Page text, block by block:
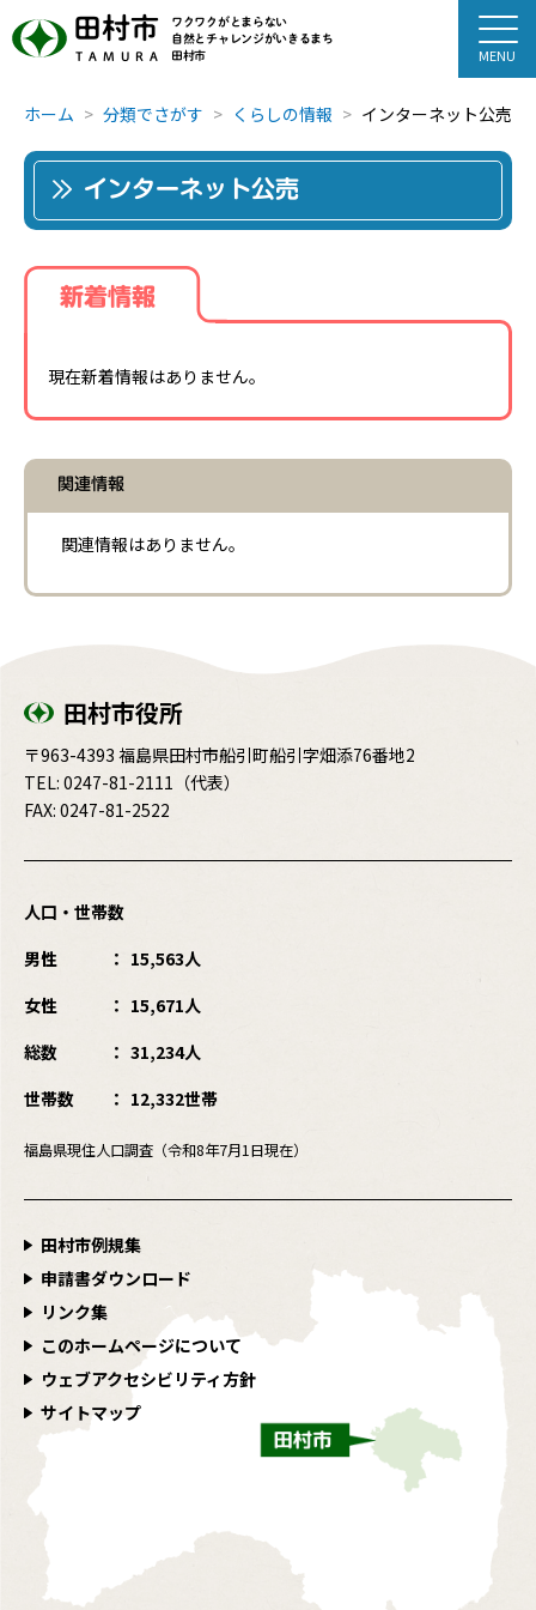
田村市
TAMURA
ワクワクがとまらない
自然とチャレンジがいきるまち
田村市
ホーム 分類でさがす くらしの情報 インターネット公売
インターネット公売
新着情報
現在新着情報はありません。
関連情報
関連情報はありません。
田村市役所
〒963-4393 福島県田村市船引町船引字畑添76番地2
TEL: 0247-81-2111 （代表）
FAX: 0247-81-2522
人口・世帯数
男性
15,563人
女性
15,671人
総数
31,234人
世帯数
12,332世帯
福島県現住人口調査（令和8年7月1日現在）
田村市例規集
申請書ダウンロード
リンク集
このホームページについて
ウェブアクセシビリティ方針
サイトマップ